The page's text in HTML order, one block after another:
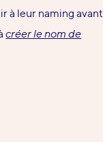
à leur naming avant
créer le nom de